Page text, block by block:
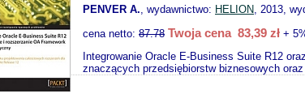
PENVER A., wydawnictwo: HELION, 2013,
cena netto: 87.78 Twoja cena 83,39 zł +
Integrowanie Oracle E-Business Suite R12
znaczących przedsiębiorstw biznesowych